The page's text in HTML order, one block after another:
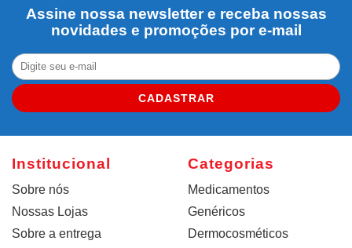
Assine nossa newsletter e receba nossas
novidades e promoções por e-mail
CADASTRAR
Institucional
Sobre nós
Nossas Lojas
Sobre a entrega
Categorias
Medicamentos
Genéricos
Dermocosméticos